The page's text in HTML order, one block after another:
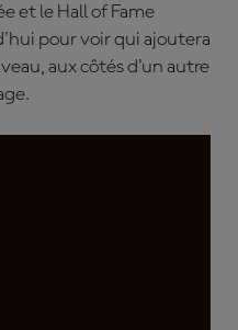
et le Hall of Fame
pour voir qui ajoutera
aux côtés d'un autre